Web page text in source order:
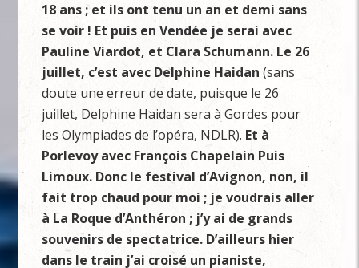
18 ans ; et ils ont tenu un an et demi sans
se voir ! Et puis en Vendée je serai avec
Pauline Viardot, et Clara Schumann. Le 26
juillet, c’est avec Delphine Haidan(sans
doute une erreur de date, puisque le 26
juillet, Delphine Haidan sera à Gordes pour
les Olympiades de l’opéra, NDLR). Et à
Porlevoy avec François Chapelain Puis
Limoux. Donc le festival d’Avignon, non, il
fait trop chaud pour moi ; je voudrais aller
à La Roque d’Anthéron ; j’y ai de grands
souvenirs de spectatrice. D’ailleurs hier
dans le train j’ai croisé un pianiste,